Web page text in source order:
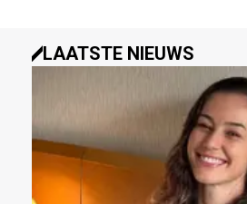
LAATSTE NIEUWS